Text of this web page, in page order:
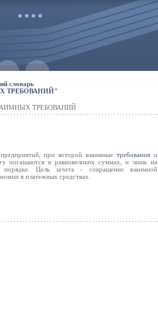
словарь
ТРЕБОВАНИЙ"
ТРЕБОВАНИЙ
предприятий, при которой взаимныетребования и
погашаются в равновеликих суммах, и лишь на
Цель зачета - сокращение взаимной
в платежных средствах.